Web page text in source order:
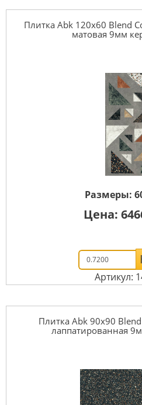
Плитка Abk 120x60 Blend
матовая 9мм
Размеры:
Цена:
Артикул:
Плитка Abk 90x90
лаппатированная